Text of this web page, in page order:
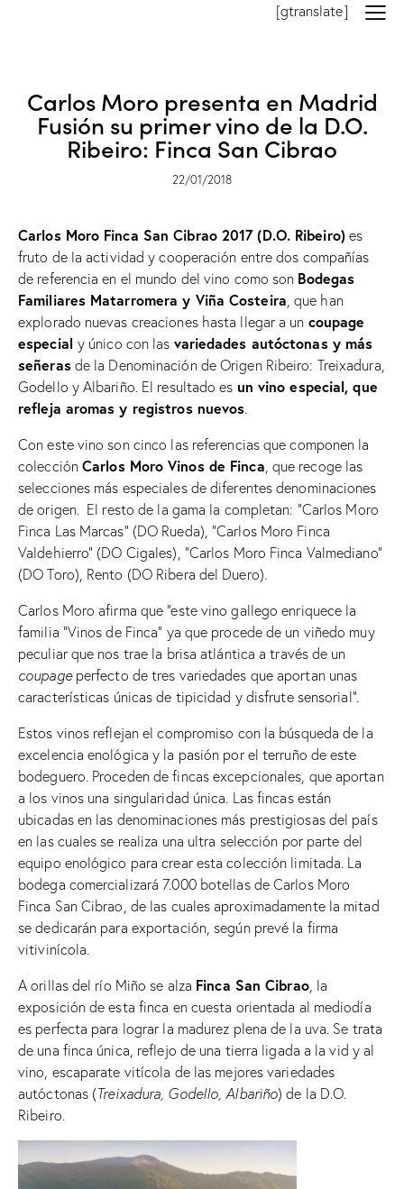
[gtranslate]
Carlos Moro presenta en Madrid
Fusión su primer vino de la D.O.
Ribeiro: Finca San Cibrao
22/01/2018
Carlos Moro Finca San Cibrao 2017 (D.O. Ribeiro)es
fruto de la actividad y cooperación entre dos compañías
de referencia en el mundo del vino como son Bodegas
Familiares Matarromera y Viña Costeira, que han
explorado nuevas creaciones hasta llegar a un coupage
especial y único con las variedades autóctonas y más
señerasde la Denominación de Origen Ribeiro: Treixadura,
Godello y Albariño. El resultado es un vino especial, que
refleja aromas y registros nuevos.
Con este vino son cinco las referencias que componen la
colección Carlos Moro Vinos de Finca, que recoge las
selecciones más especiales de diferentes denominaciones
de origen. El resto de la gama la completan: “Carlos Moro
Finca Las Marcas” (DO Rueda), “Carlos Moro Finca
Valdehierro” (DO Cigales), “Carlos Moro Finca Valmediano”
(DO Toro), Rento (DO Ribera del Duero).
Carlos Moro afirma que “este vino gallego enriquece la
familia “Vinos de Finca” ya que procede de un viñedo muy
peculiar que nos trae la brisa atlántica a través de un
coupageperfecto de tres variedades que aportan unas
características únicas de tipicidad y disfrute sensorial”.
Estos vinos reflejan el compromiso con la búsqueda de la
excelencia enológica y la pasión por el terruño de este
bodeguero. Proceden de fincas excepcionales, que aportan
a los vinos una singularidad única. Las fincas están
ubicadas en las denominaciones más prestigiosas del país
en las cuales se realiza una ultra selección por parte del
equipo enológico para crear esta colección limitada. La
bodega comercializará 7.000 botellas de Carlos Moro
Finca San Cibrao, de las cuales aproximadamente la mitad
se dedicarán para exportación, según prevé la firma
vitivinícola.
A orillas del río Miño se alza Finca San Cibrao, la
exposición de esta finca en cuesta orientada al mediodía
es perfecta para lograr la madurez plena de la uva. Se trata
de una finca única, reflejo de una tierra ligada a la vid y al
vino, escaparate vitícola de las mejores variedades
autóctonas (Treixadura, Godello, Albariño) de la D.O.
Ribeiro.